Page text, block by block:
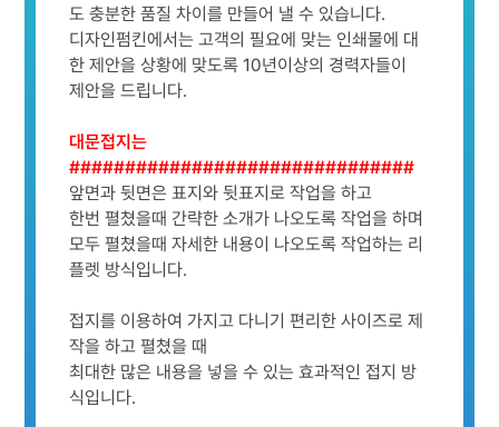
도 충분한 품질 차이를 만들어 낼 수 있습니다.
디자인펌킨에서는 고객의 필요에 맞는 인쇄물에 대
한 제안을 상황에 맞도록 10년이상의 경력자들이
제안을 드립니다.
대문접지는
###############################
앞면과 뒷면은 표지와 뒷표지로 작업을 하고
한번 펼쳤을때 간략한 소개가 나오도록 작업을 하며
모두 펼쳤을때 자세한 내용이 나오도록 작업하는 리
플렛 방식입니다.
접지를 이용하여 가지고 다니기 편리한 사이즈로 제
작을 하고 펼쳤을 때
최대한 많은 내용을 넣을 수 있는 효과적인 접지 방
식입니다.